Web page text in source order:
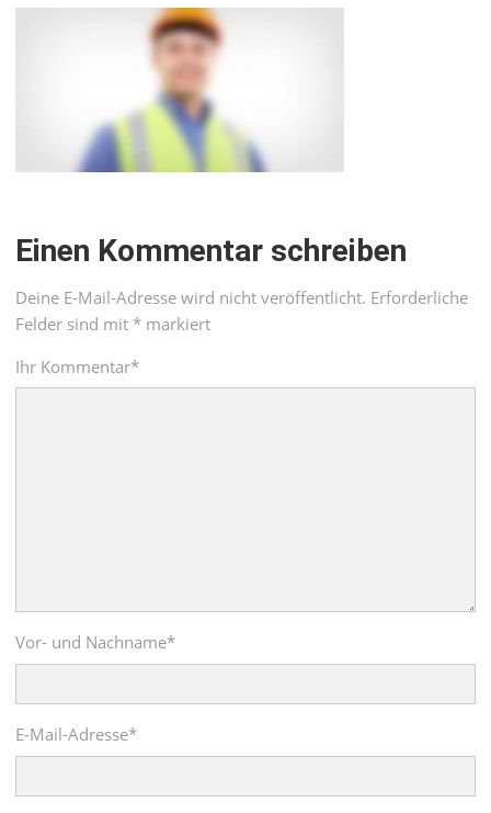
Einen Kommentar schreiben
Deine E-Mail-Adresse wird nicht veröffentlicht. Erforderliche
Felder sind mit * markiert
Ihr Kommentar*
Vor- und Nachname*
E-Mail-Adresse*